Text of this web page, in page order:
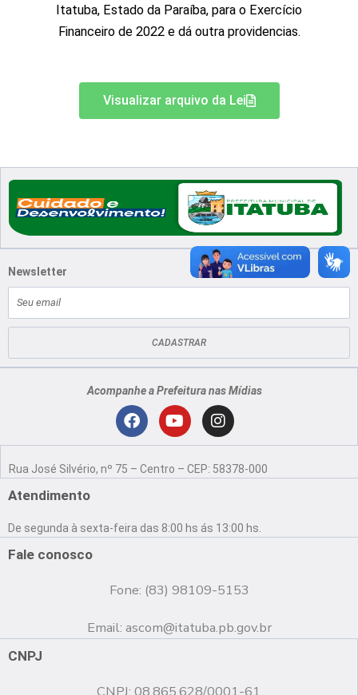
Itatuba, Estado da Paraíba, para o Exercício
Financeiro de 2022 e dá outra providencias.
Visualizar arquivo da Lei
Newsletter
mail
CADASTRAR
Acompanhe a Prefeitura nas Mídias
F
c
o
o
Y
u
b
e
I
n
s
g
r
Rua José Silvério, nº 75 – Centro – CEP: 58378-000
Atendimento
De segunda à sexta-feira das 8:00 hs ás 13:00 hs.
Fale conosco
Fone: (83) 98109-5153
Email: ascom@itatuba.pb.gov.br
CNPJ